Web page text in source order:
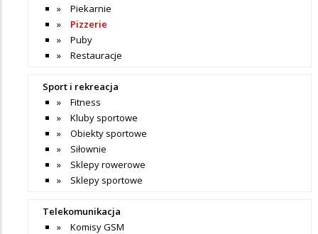
Piekarnie
Pizzerie
Puby
Restauracje
Sport i rekreacja
Fitness
Kluby sportowe
Obiekty sportowe
Siłownie
Sklepy rowerowe
Sklepy sportowe
Telekomunikacja
Komisy GSM